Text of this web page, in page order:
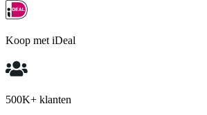
Koop met iDeal
500K+ klanten